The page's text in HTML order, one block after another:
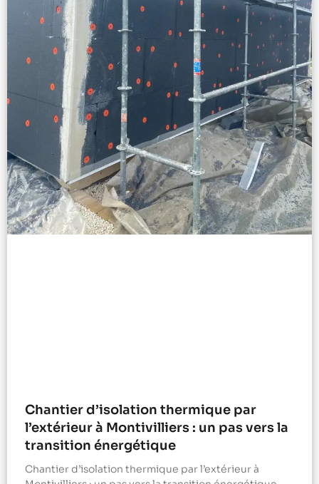
Chantier d’isolation thermique par
l’extérieur à Montivilliers : un pas vers la
transition énergétique
Chantier d’isolation thermique par l’extérieur à